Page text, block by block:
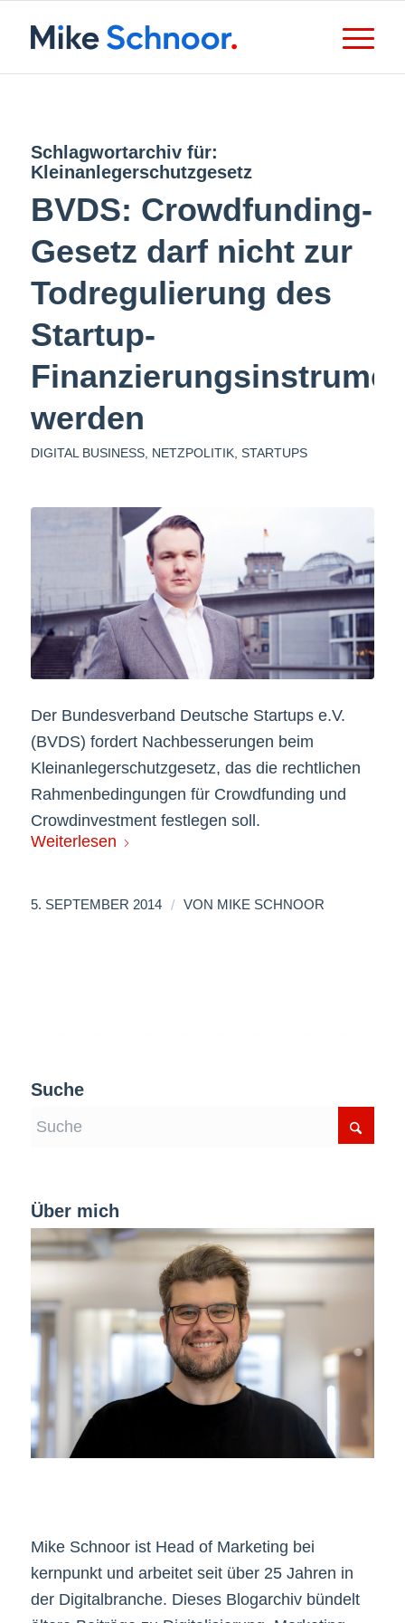
Schlagwortarchiv für:
Kleinanlegerschutzgesetz
BVDS: Crowdfunding-
Gesetz darf nicht zur
Todregulierung des
Startup-
werden
DIGITAL BUSINESS, NETZPOLITIK, STARTUPS
Der Bundesverband Deutsche Startups e.V.
(BVDS) fordert Nachbesserungen beim
Kleinanlegerschutzgesetz, das die rechtlichen
Rahmenbedingungen für Crowdfunding und
Crowdinvestment festlegen soll.
Weiterlesen
5. SEPTEMBER 2014 / VON MIKE SCHNOOR
Suche
Über mich
Mike Schnoor ist Head of Marketing bei
kernpunkt und arbeitet seit über 25 Jahren in
der Digitalbranche. Dieses Blogarchiv bündelt